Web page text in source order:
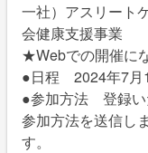
一社）アスリート
会健康支援事業
★Webでの開催に
●日程 2024年7月
●参加方法 登録い
参加方法を送信し
す。